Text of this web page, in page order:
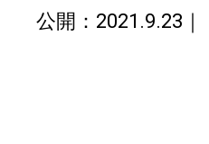
公開：2021.9.23